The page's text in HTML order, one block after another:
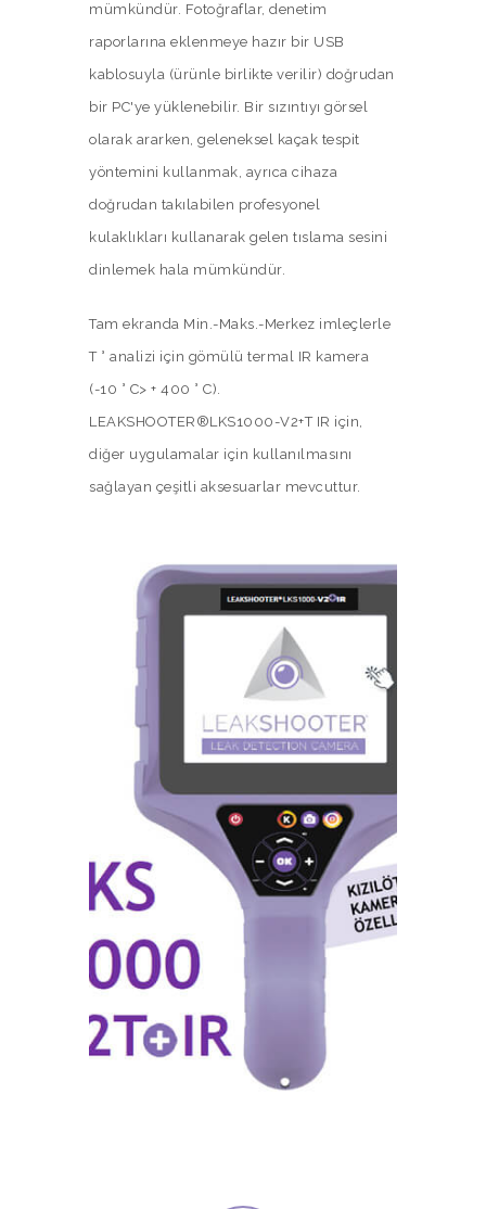
mümkündür. Fotoğraflar, denetim
raporlarına eklenmeye hazır bir USB
kablosuyla (ürünle birlikte verilir) doğrudan
bir PC'ye yüklenebilir. Bir sızıntıyı görsel
olarak ararken, geleneksel kaçak tespit
yöntemini kullanmak, ayrıca cihaza
doğrudan takılabilen profesyonel
kulaklıkları kullanarak gelen tıslama sesini
dinlemek hala mümkündür.
Tam ekranda Min.-Maks.-Merkez imleçlerle
T ° analizi için gömülü termal IR kamera
(-10 ° C> + 400 ° C).
LEAKSHOOTER®LKS1000-V2+T IR için,
diğer uygulamalar için kullanılmasını
sağlayan çeşitli aksesuarlar mevcuttur.